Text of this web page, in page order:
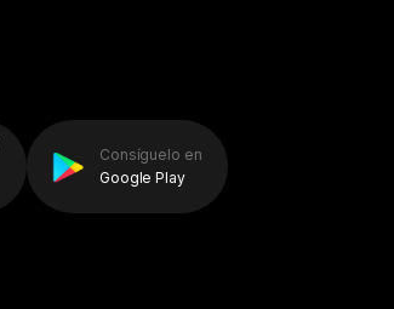
Consíguelo en
Google Play